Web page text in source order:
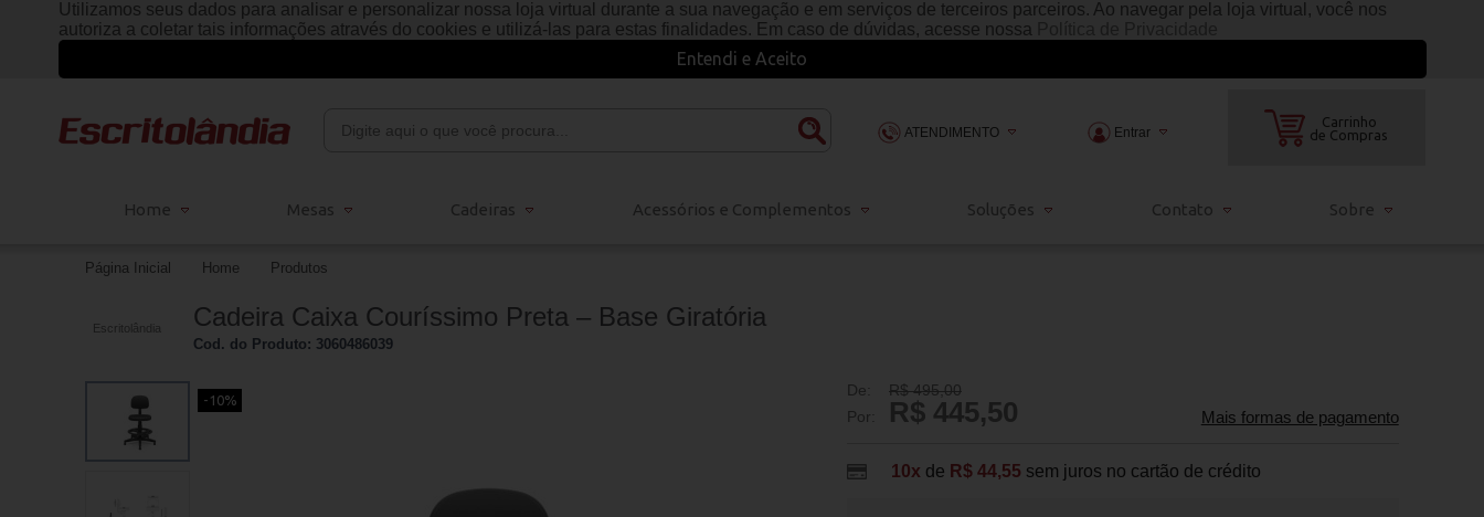
Utilizamos seus dados para analisar e personalizar nossa loja virtual durante a sua navegação e em serviços de terceiros parceiros. Ao navegar pela loja virtual, você nos
autoriza a coletar tais informações através do cookies e utilizá-las para estas finalidades. Em caso de dúvidas, acesse nossa
Entendi e Aceito
ATENDIMENTO
48 98834-3000
Entrar
Carrinho
de Compras
Home Mesas Cadeiras Acessórios e Complementos Soluções Contato Sobre
Página Inicial Home Produtos
Escritolândia Cadeira Caixa Couríssimo Preta – Base Giratória
Cod. do Produto: 3060486039
-10%
De:
R$ 495,00
Por:
R$ 445,50 Mais formas de pagamento
10x de R$ 44,55 sem juros no cartão de crédito